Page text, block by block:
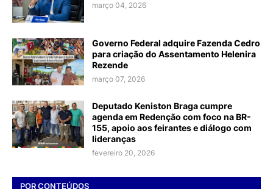
março 04, 2026
Governo Federal adquire Fazenda Cedro
para criação do Assentamento Helenira
Rezende
março 07, 2026
Deputado Keniston Braga cumpre
agenda em Redenção com foco na BR-
155, apoio aos feirantes e diálogo com
lideranças
fevereiro 20, 2026
POR CONTEÚDOS